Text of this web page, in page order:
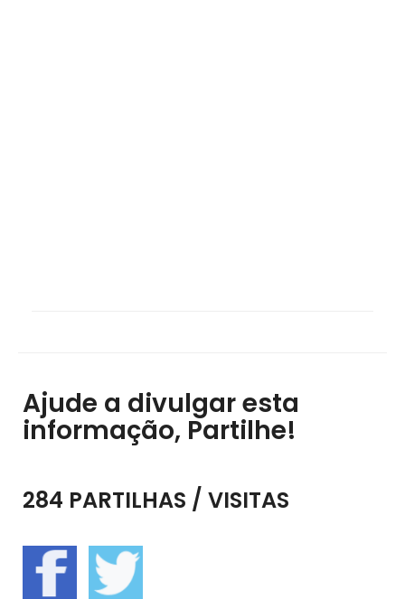
Ajude a divulgar esta
informação, Partilhe!
284 PARTILHAS / VISITAS